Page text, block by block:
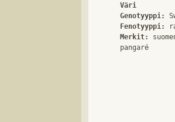
Väri
Genotyyppi:
Fenotyyppi:
Merkit: